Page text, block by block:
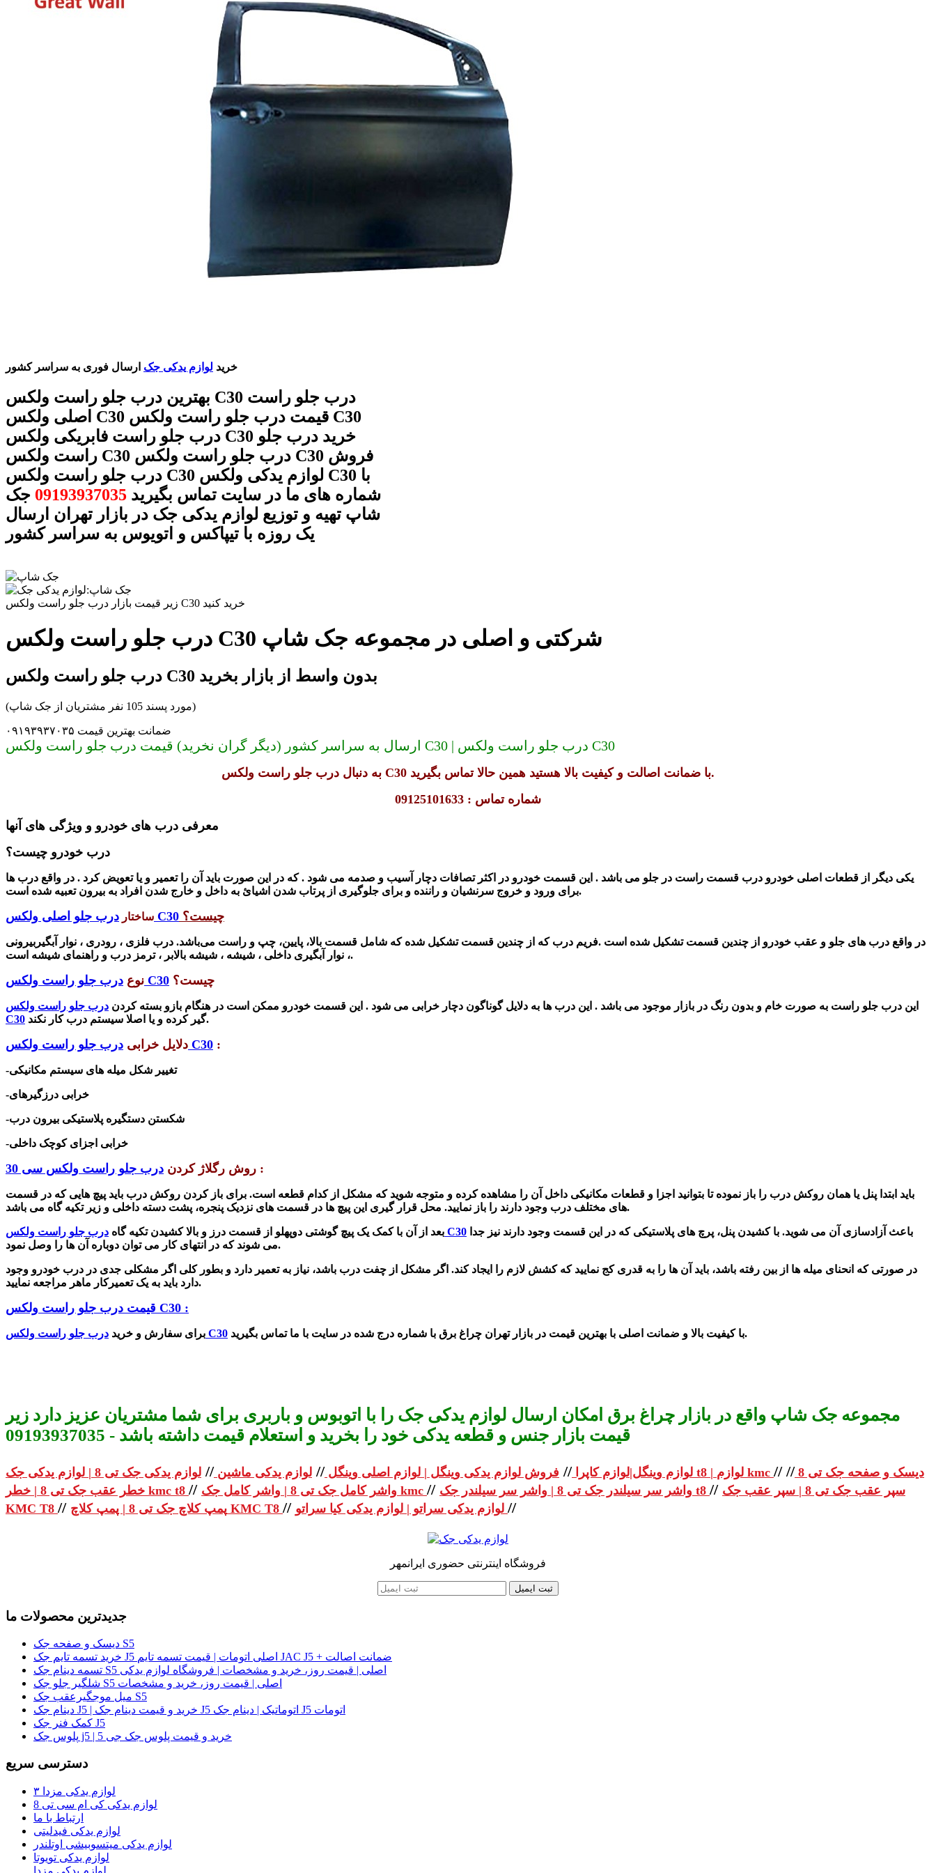
خرید لوازم یدکی جک ارسال فوری به سراسر کشور
بهترین درب جلو راست ولکس C30 درب جلو راست
اصلی ولکس C30 قیمت درب جلو راست ولکس C30
درب جلو راست فابریکی ولکس C30 خرید درب جلو
راست ولکس C30 درب جلو راست ولکس C30 فروش
درب جلو راست ولکس C30 لوازم یدکی ولکس C30 با
شماره های ما در سایت تماس بگیرید 09193937035 جک
شاپ تهیه و توزیع لوازم یدکی جک در بازار تهران ارسال
یک روزه با تیپاکس و اتویوس به سراسر کشور
زیر قیمت بازار درب جلو راست ولکس C30 خرید کنید
درب جلو راست ولکس C30 شرکتی و اصلی در مجموعه جک شاپ
درب جلو راست ولکس C30 بدون واسط از بازار بخرید
(مورد پسند 105 نفر مشتریان از جک شاپ)
ضمانت بهترین قیمت ۰۹۱۹۳۹۳۷۰۳۵
ارسال به سراسر کشور (دیگر گران نخرید) قیمت درب جلو راست ولکس C30 | درب جلو راست ولکس C30
به دنبال درب جلو راست ولکس C30 با ضمانت اصالت و کیفیت بالا هستید همین حالا تماس بگیرید.
شماره تماس : 09125101633
درب خودرو چیست؟
یکی دیگر از قطعات اصلی خودرو درب قسمت راست در جلو می باشد . این قسمت خودرو در اکثر تصافات دچار آسیب و صدمه می شود . که در این صورت باید آن را تعمیر و یا تعویض کرد . در واقع درب ها
برای ورود و خروج سرنشیان و راننده و برای جلوگیری از پرتاب شدن اشیائ به داخل و خارج شدن افراد به بیرون تعبیه شده است.
ساختار درب جلو اصلی ولکس C30 چیست؟
در واقع درب های جلو و عقب خودرو از چندین قسمت تشکیل شده است .فریم درب که از چندین قسمت تشکیل شده که شامل قسمت بالا، پایین، چپ و راست می‌باشد. درب فلزی ، رودری ، نوار آبگیربیرونی
، نوار آبگیری داخلی ، شیشه ، شیشه بالابر ، ترمز درب و راهنمای شیشه است.
نوع درب جلو راست ولکس C30 چیست؟
این درب جلو راست به صورت خام و بدون رنگ در بازار موجود می باشد . این درب ها به دلایل گوناگون دچار خرابی می شود . این قسمت خودرو ممکن است در هنگام بازو بسته کردن درب جلو راست ولکس
C30
گیر کرده و یا اصلا سیستم درب کار نکند.
دلایل خرابی درب جلو راست ولکس C30 :
-تغییر شکل میله های سیستم مکانیکی
-خرابی درزگیرهای
-شکستن دستگیره پلاستیکی بیرون درب
روش رگلاژ کردن درب جلو راست ولکس سی 30 :
باید ابتدا پنل یا همان روکش درب را باز نموده تا بتوانید اجزا و قطعات مکانیکی داخل آن را مشاهده کرده و متوجه شوید که مشکل از کدام قطعه است. برای باز کردن روکش درب باید پیچ هایی که در قسمت
های مختلف درب وجود دارند را باز نمایید. محل قرار گیری این پیچ ها در قسمت های نزدیک پنجره، پشت دسته داخلی و زیر تکیه گاه می باشد.
بعد از آن با کمک یک پیچ گوشتی دوپهلو از قسمت درز و بالا کشیدن تکیه گاه درب جلو راست ولکس C30
می شوند که در انتهای کار می توان دوباره آن ها را وصل نمود.
در صورتی که انحنای میله ها از بین رفته باشد، باید آن ها را به قدری کج نمایید که کشش لازم را ایجاد کند. اگر مشکل از چفت درب باشد، نیاز به تعمیر دارد و بطور کلی اگر مشکلی جدی در درب خودرو وجود
دارد باید به یک تعمیرکار ماهر مراجعه نمایید.
قیمت درب جلو راست ولکس C30 :
برای سفارش و خرید درب جلو راست ولکس C30 با کیفیت بالا و ضمانت اصلی با بهترین قیمت در بازار تهران چراغ برق با شماره درج شده در سایت با ما تماس بگیرید.
مجموعه جک شاپ واقع در بازار چراغ برق امکان ارسال لوازم یدکی جک را با اتوبوس و باربری برای شما مشتریان عزیز دارد زیر
قیمت بازار جنس و قطعه یدکی خود را بخرید و استعلام قیمت داشته باشد - 09193937035
لوازم وینگل|لوازم کاپرا // فروش لوازم یدکی وینگل | لوازم اصلی وینگل // لوازم یدکی ماشین // لوازم یدکی جک تی 8 | لوازم یدکی جک t8 | لوازم kmc // دیسک و صفحه جک تی 8 //
خطر عقب جک تی 8 | خطر kmc t8 // واشر کامل جک تی 8 | واشر کامل جک kmc // واشر سر سیلندر جک تی 8 | واشر سر سیلندر جک t8 // سپر عقب جک تی 8 | سپر عقب جک
KMC T8 // پمپ کلاچ جک تی 8 | پمپ کلاچ KMC T8 // //
فروشگاه اینترنتی حضوری ایرانمهر
ثبت ایمیل
جدیدترین محصولات ما
دیسک و صفحه جک S5
خرید تسمه تایم جک J5 اصلی اتومات | قیمت تسمه تایم JAC J5 + ضمانت اصالت
تسمه دینام جک S5 اصلی | قیمت روز، خرید و مشخصات | فروشگاه لوازم یدکی
شلگیر جلو جک S5 اصلی | قیمت روز، خرید و مشخصات
میل موجگیرعقب جک S5
دینام جک J5 | خرید و قیمت دینام جک J5 اتوماتیک | دینام جک J5 اتومات
کمک فنر جک J5
پلوس جک j5 | خرید و قیمت پلوس جک جی 5
دسترسی سریع
لوازم یدکی مزدا ۳
لوازم یدکی کی ام سی تی 8
ارتباط با ما
لوازم یدکی فیدلیتی
لوازم یدکی میتسوبیشی اوتلندر
لوازم یدکی تویوتا
لوازم یدکی مزدا